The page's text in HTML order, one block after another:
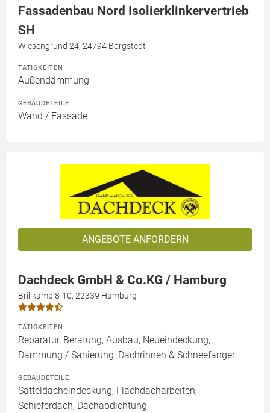
Fassadenbau Nord Isolierklinkervertrieb
SH
Wiesengrund 24, 24794 Borgstedt
TÄTIGKEITEN
Außendämmung
GEBÄUDETEILE
Wand / Fassade
ANGEBOTE ANFORDERN
Dachdeck GmbH & Co.KG / Hamburg
Brillkamp 8-10, 22339 Hamburg
TÄTIGKEITEN
Reparatur, Beratung, Ausbau, Neueindeckung,
Dämmung / Sanierung, Dachrinnen & Schneefänger
GEBÄUDETEILE
Satteldacheindeckung, Flachdacharbeiten,
Schieferdach, Dachabdichtung